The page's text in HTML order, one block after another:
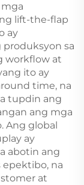
lift-the-flap
ay
sa
workflow at
ito ay
time, na
tupdin ang
ang mga
Ang global
ay
abotin ang
epektibo, na
at